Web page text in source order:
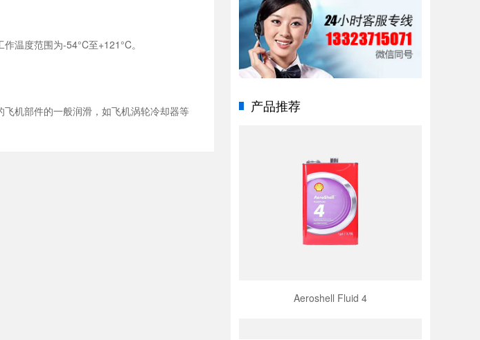
作温度范围为-54°C至+121°C。
部件的一般润滑，如飞机涡轮冷却器等
产品推荐
Aeroshell Fluid 4